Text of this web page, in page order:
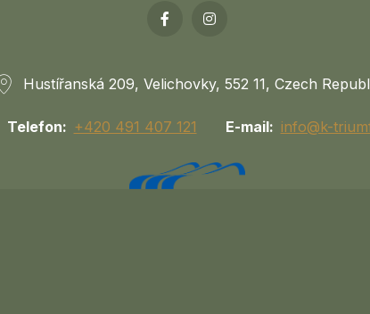
Hustířanská 209, Velichovky, 552 11, Czech
Telefon +420 491 407 121 E-mail info@k-